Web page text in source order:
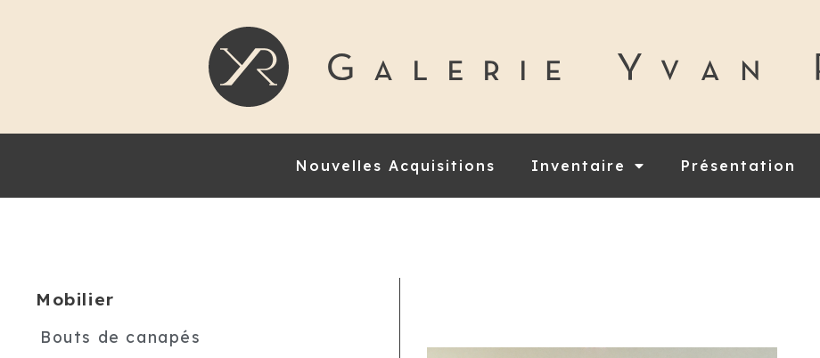
Nouvelles Acquisitions Inventaire Présentation
Mobilier
Bouts de canapés